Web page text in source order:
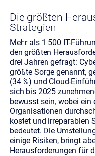
Die größten
Strategien
Mehr als 1.500 IT-
den größten
drei Jahren gefragt:
größte Sorge genannt,
(34 %) und Cloud-
sich bis 2025
bewusst sein, wobei ein
Organisationen
kostet und irreparablen
bedeutet. Die
einige Risiken, bringt
Herausforderungen für